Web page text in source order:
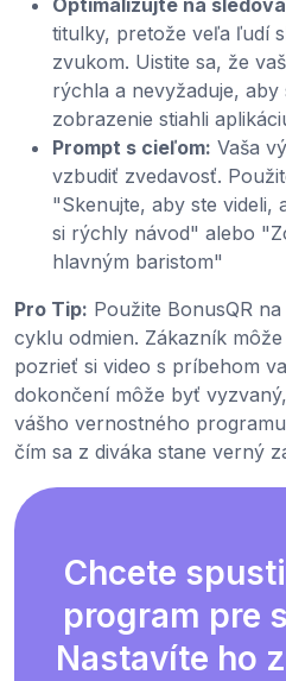
titulky, pretože veľa ľudí
zvukom. Uistite sa, že
rýchla a nevyžaduje, aby
zobrazenie stiahli
Prompt s cieľom: Vaša
vzbudiť zvedavosť.
"Skenujte, aby ste videli,
si rýchly návod" alebo
hlavným baristom"
Pro Tip: Použite BonusQR
cyklu odmien. Zákazník
pozrieť si video s príbehom
dokončení môže byť
vášho vernostného
čím sa z diváka stane verný
Chcete
program pre
Nastavíte ho